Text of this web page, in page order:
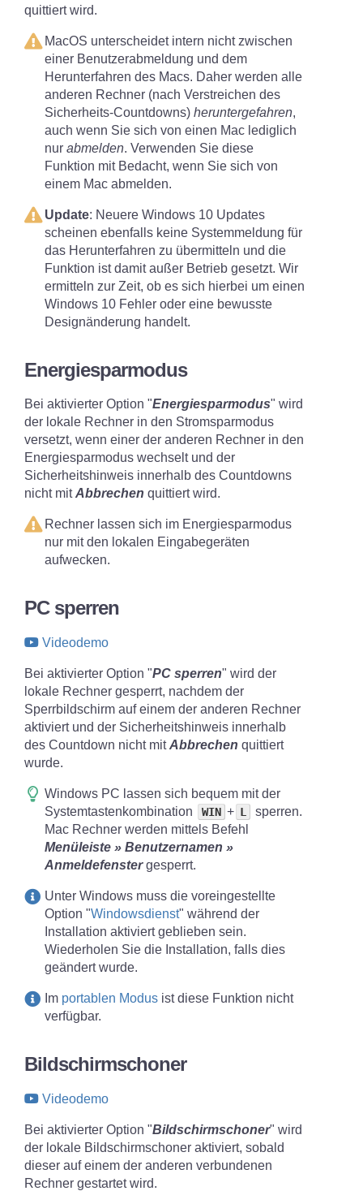
quittiert wird.
MacOS unterscheidet intern nicht zwischen
einer Benutzerabmeldung und dem
Herunterfahren des Macs. Daher werden alle
anderen Rechner (nach Verstreichen des
Sicherheits-Countdowns) heruntergefahren,
auch wenn Sie sich von einen Mac lediglich
nur abmelden. Verwenden Sie diese
Funktion mit Bedacht, wenn Sie sich von
einem Mac abmelden.
Update: Neuere Windows 10 Updates
scheinen ebenfalls keine Systemmeldung für
das Herunterfahren zu übermitteln und die
Funktion ist damit außer Betrieb gesetzt. Wir
ermitteln zur Zeit, ob es sich hierbei um einen
Windows 10 Fehler oder eine bewusste
Designänderung handelt.
Energiesparmodus
Bei aktivierter Option "Energiesparmodus" wird
der lokale Rechner in den Stromsparmodus
versetzt, wenn einer der anderen Rechner in den
Energiesparmodus wechselt und der
Sicherheitshinweis innerhalb des Countdowns
nicht mitAbbrechen quittiert wird.
Rechner lassen sich im Energiesparmodus
nur mit den lokalen Eingabegeräten
aufwecken.
PC sperren
Videodemo
Bei aktivierter Option "PC sperren" wird der
lokale Rechner gesperrt, nachdem der
Sperrbildschirm auf einem der anderen Rechner
aktiviert und der Sicherheitshinweis innerhalb
des Countdown nicht mitAbbrechen quittiert
wurde.
Windows PC lassen sich bequem mit der
Systemtastenkombination
WIN + L
sperren.
Mac Rechner werden mittels Befehl
Menüleiste » Benutzernamen »
Anmeldefenstergesperrt.
Unter Windows muss die voreingestellte
Option "Windowsdienst" während der
Installation aktiviert geblieben sein.
Wiederholen Sie die Installation, falls dies
geändert wurde.
Im portablen Modus ist diese Funktion nicht
verfügbar.
Bildschirmschoner
Videodemo
Bei aktivierter Option "Bildschirmschoner" wird
der lokale Bildschirmschoner aktiviert, sobald
dieser auf einem der anderen verbundenen
Rechner gestartet wird.